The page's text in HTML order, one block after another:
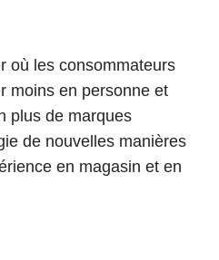
où les consommateurs
moins en personne et
plus de marques
de nouvelles manières
en magasin et en